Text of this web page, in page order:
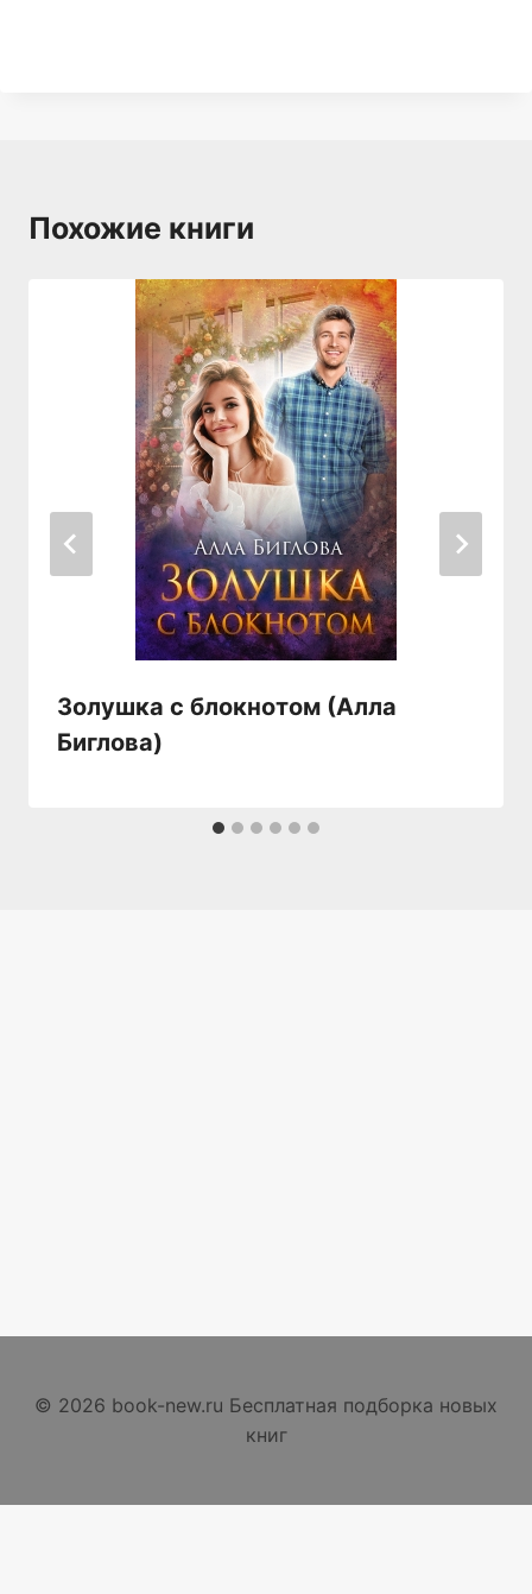
Похожие книги
Золушка с блокнотом (Алла
Биглова)
© 2026 book-new.ru Бесплатная подборка новых
книг